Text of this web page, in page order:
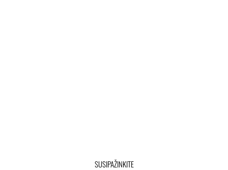
SUSIPAŽINKITE